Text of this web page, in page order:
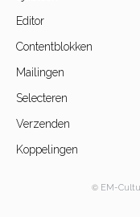
Editor
Contentblokken
Mailingen
Selecteren
Verzenden
Koppelingen
© EM-